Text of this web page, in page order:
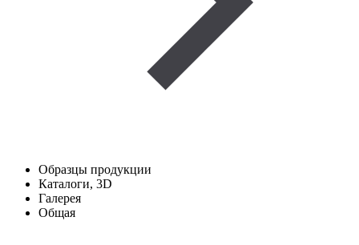
Образцы продукции
Каталоги, 3D
Галерея
Общая